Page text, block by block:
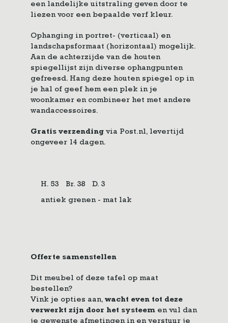
een landelijke uitstraling geven door te
liezen voor een bepaalde verf kleur.
Ophanging in portret- (verticaal) en
landschapsformaat (horizontaal) mogelijk.
Aan de achterzijde van de houten
spiegellijst zijn diverse ophangpunten
gefreesd. Hang deze houten spiegel op in
je hal of geef hem een plek in je
woonkamer en combineer het met andere
wandaccessoires.
Gratis verzending via Post.nl, levertijd
ongeveer 14 dagen.
H. 53 Br. 38 D. 3
antiek grenen - mat lak
Offerte samenstellen
Dit meubel of deze tafel op maat
bestellen?
Vink je opties aan, wacht even tot deze
verwerkt zijn door het systeem en vul dan